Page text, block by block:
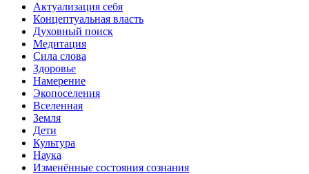
Актуализация себя
Концептуальная власть
Духовный поиск
Медитация
Сила слова
Здоровье
Намерение
Экопоселения
Вселенная
Земля
Дети
Культура
Наука
Изменённые состояния сознания